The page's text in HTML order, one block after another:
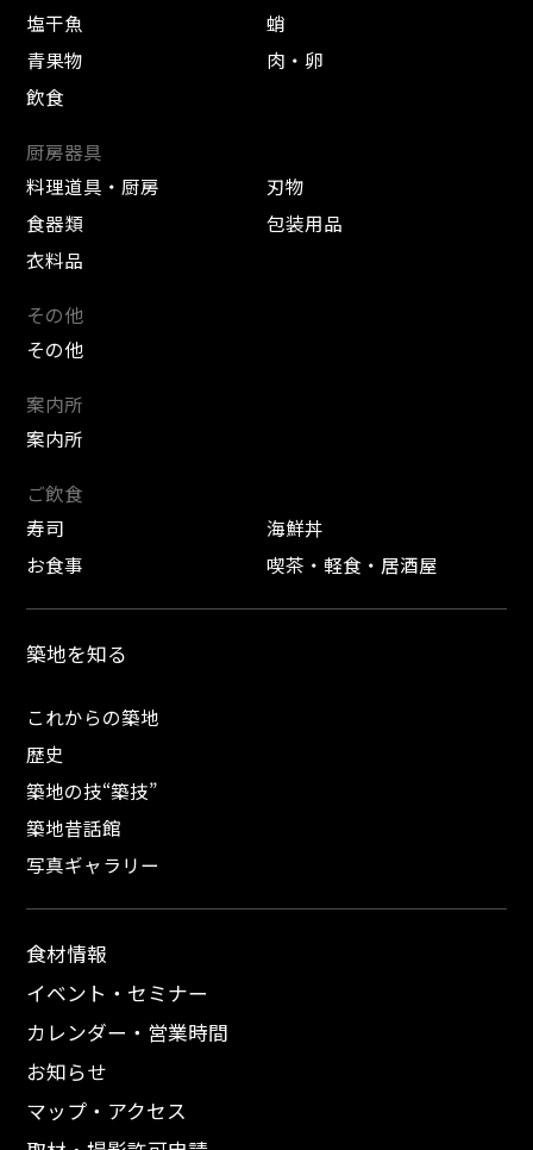
塩干魚
蛸
青果物
肉・卵
飲食
厨房器具
料理道具・厨房
刃物
食器類
包装用品
衣料品
その他
その他
案内所
案内所
ご飲食
寿司
海鮮丼
お食事
喫茶・軽食・居酒屋
築地を知る
これからの築地
歴史
築地の技“築技”
築地昔話館
写真ギャラリー
食材情報
イベント・セミナー
カレンダー・営業時間
お知らせ
マップ・アクセス